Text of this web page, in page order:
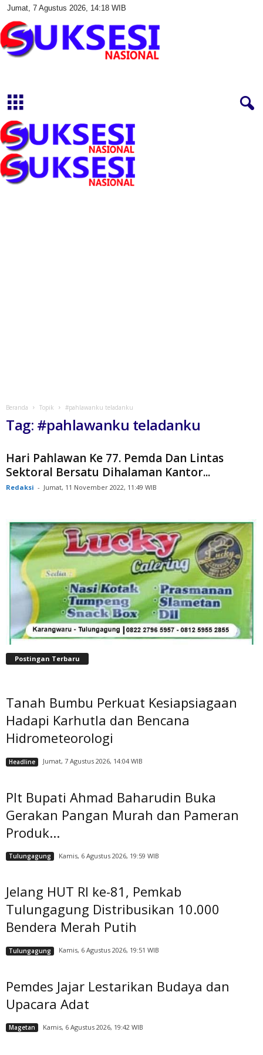
Jumat, 7 Agustus 2026, 14:18 WIB
s
i
a
s
Beranda Topik #pahlawanku teladanku
Tag: #pahlawanku teladanku
Hari Pahlawan Ke 77. Pemda Dan Lintas
Sektoral Bersatu Dihalaman Kantor...
Redaksi - Jumat, 11 November 2022, 11:49 WIB
Postingan Terbaru
Tanah Bumbu Perkuat Kesiapsiagaan
Hadapi Karhutla dan Bencana
Hidrometeorologi
Headline Jumat, 7 Agustus 2026, 14:04 WIB
Plt Bupati Ahmad Baharudin Buka
Gerakan Pangan Murah dan Pameran
Produk...
Tulungagung Kamis, 6 Agustus 2026, 19:59 WIB
Jelang HUT RI ke-81, Pemkab
Tulungagung Distribusikan 10.000
Bendera Merah Putih
Tulungagung Kamis, 6 Agustus 2026, 19:51 WIB
Pemdes Jajar Lestarikan Budaya dan
Upacara Adat
Magetan Kamis, 6 Agustus 2026, 19:42 WIB